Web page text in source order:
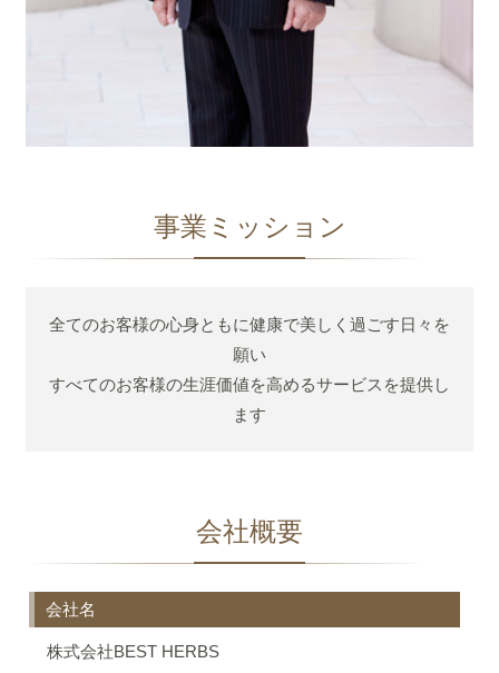
事業ミッション
全てのお客様の心身ともに健康で美しく過ごす日々を
願い
すべてのお客様の生涯価値を高めるサービスを提供し
ます
会社概要
会社名
株式会社BEST HERBS